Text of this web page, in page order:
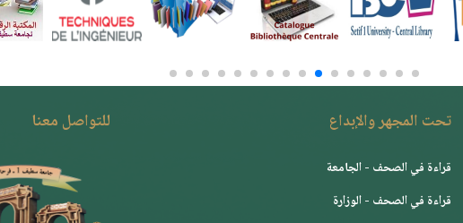
تحت المجهر والإبداع
قراءة في الصحف - الجامعة
قراءة في الصحف - الوزارة
للتواصل معنا